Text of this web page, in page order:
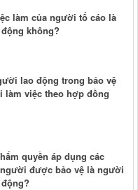
làm của người tố cáo là
không?
lao động trong bảo vệ
việc theo hợp đồng
quyền áp dụng các
được bảo vệ là người